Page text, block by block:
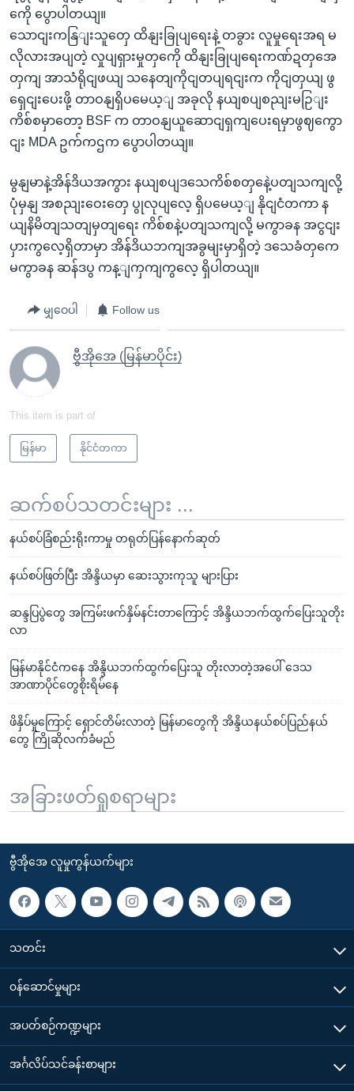
ကေို ပွောပါတယျ။
သောငျးကနြျးသူတှေ ထိနျးခြုပျရေးနဲ့ တခွား လူမှုရေးအရ မ
လိုလားအပျတဲ့ လှုပျရှားမှုတှကေို ထိနျးခြုပျရေးကဏ်ဍတှအေ
တှကျ အာသံရိုငျဖယျ သနေတျကိုငျတပျရငျးက ကိုငျတှယျ ဖွ
ရှေငျးပေးဖို့ တာဝနျရှိပမေယ့ျ အခုလို နယျစပျစညျးမဉြျး
ကိစ်စမှာတော့ BSF က တာဝနျယူဆောငျရှကျပေးရမှာဖွဈကွော
ငျး MDA ဥက်ကဌက ပွောပါတယျ။
မွနျမာနဲ့အိန်ဒိယအကွား နယျစပျဒသေကိစ်စတှနေဲ့ပတျသကျလို့
ပုံမှနျ အစညျးဝေးတှေ ပွုလုပျလေ့ ရှိပမေယ့ျ နိုငျငံတကာ န
ယျနိမိတျသတျမှတျရေး ကိစ်စနဲ့ပတျသကျလို့ မကွာခန အငွငျး
ပှားကွလေ့ရှိတာမှာ အိန်ဒိယဘကျအခွမျးမှာရှိတဲ့ ဒသေခံတှကေ
မကွာခန ဆန်ဒပွ ကန့ျကှကျကွလေ့ ရှိပါတယျ။
မျှဝေပါ Follow us
ဗွီအိုအေ (မြန်မာပိုင်း)
This item is part of
မြန်မာ နိုင်ငံတကာ
ဆက်စပ်သတင်းများ ...
နယ်စပ်ခြံစည်းရိုးကာမှု တရုတ်ပြန်နောက်ဆုတ်
နယ်စပ်ဖြတ်ပြီး အိန္ဒိယမှာ ဆေးသွားကုသူ များပြား
ဆန္ဒပြပွဲတွေ အကြမ်းဖက်နှိမ်နင်းတာကြောင့် အိန္ဒိယဘက်ထွက်ပြေးသူတိုး
လာ
မြန်မာနိုင်ငံကနေ အိန္ဒိယဘက်ထွက်ပြေးသူ တိုးလာတဲ့အပေါ် ဒေသ
အာဏာပိုင်တွေစိုးရိမ်နေ
ဖိနှိပ်မှုကြောင့် ရှောင်တိမ်းလာတဲ့ မြန်မာတွေကို အိန္ဒိယနယ်စပ်ပြည်နယ်
တွေ ကြိုဆိုလက်ခံမည်
အခြားဖတ်ရှုစရာများ
ဗွီအိုအေ လူမှုကွန်ယက်များ
သတင်း
၀န်ဆောင်မှုများ
အပတ်စဉ်ကဏ္ဍများ
အင်္ဂလိပ်သင်ခန်းစာများ